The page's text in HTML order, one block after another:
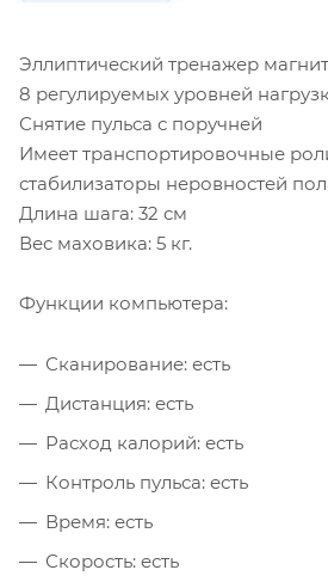
Эллиптический тренажер
8 регулируемых уровней
Снятие пульса с поручней
Имеет транспортировочные
стабилизаторы неровностей
Длина шага: 32 см
Вес маховика: 5 кг.
Функции компьютера:
Сканирование: есть
Дистанция: есть
Расход калорий: есть
Контроль пульса: есть
Время: есть
Скорость: есть